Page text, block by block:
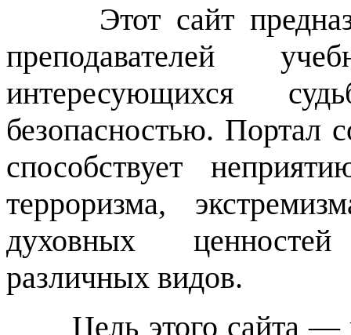
Этот сайт
преподавателей
интересующихся
безопасностью. Портал
способствует
терроризма,
духовных
различных видов.
Цель этого сайта —